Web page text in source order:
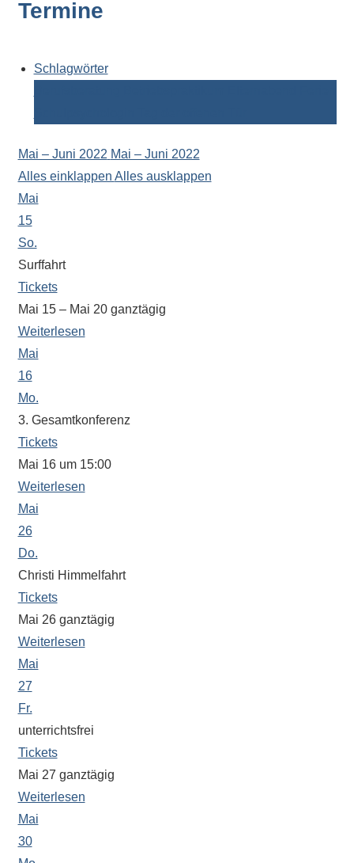
Kontaktdaten,
Zusammensetzung
oder
zur
Ausstattung
der
wir
versuchen
auf
alle
Fragen
Antworten
zu
bieten.
Daneben
gibt
es
viele
den
Aktivitäten
an
unserer
Schule.
Ob
Sprach-,
Mathematik-
oder
Sportwettkampf,
Musik-
oder
oder
Reise
Termine
Schlagwörter
Mai – Juni 2022 Mai – Juni 2022
Alles einklappen Alles ausklappen
Mai
15
So.
Surffahrt
Tickets
Mai 15 – Mai 20 ganztägig
Weiterlesen
Mai
16
Mo.
3. Gesamtkonferenz
Tickets
Mai 16 um 15:00
Weiterlesen
Mai
26
Do.
Christi Himmelfahrt
Tickets
Mai 26 ganztägig
Weiterlesen
Mai
27
Fr.
unterrichtsfrei
Tickets
Mai 27 ganztägig
Weiterlesen
Mai
30